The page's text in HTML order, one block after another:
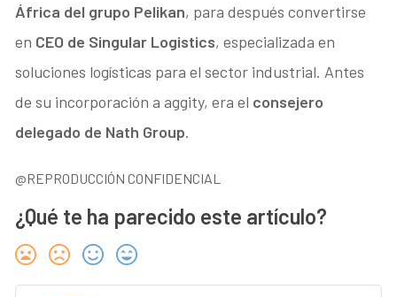
África del grupo Pelikan, para después convertirse
en CEO de Singular Logistics, especializada en
soluciones logísticas para el sector industrial. Antes
de su incorporación a aggity, era el consejero
delegado de Nath Group.
@REPRODUCCIÓN CONFIDENCIAL
¿Qué te ha parecido este artículo?